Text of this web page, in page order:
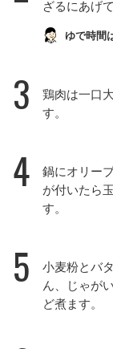
ざるにあげ
ゆで時間
3
鶏肉は一口
す。
4
鍋にオリー
が付いたら
す。
5
小麦粉とバ
ん、じゃが
ど煮ます。